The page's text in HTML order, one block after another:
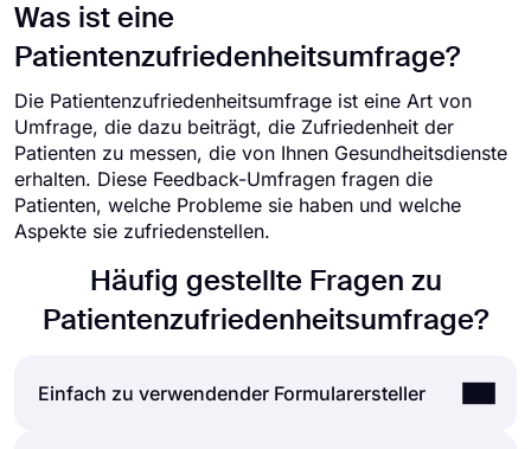
Was ist eine
Patientenzufriedenheitsumfrage?
Die Patientenzufriedenheitsumfrage ist eine Art von
Umfrage, die dazu beiträgt, die Zufriedenheit der
Patienten zu messen, die von Ihnen Gesundheitsdienste
erhalten. Diese Feedback-Umfragen fragen die
Patienten, welche Probleme sie haben und welche
Aspekte sie zufriedenstellen.
Häufig gestellte Fragen zu
Patientenzufriedenheitsumfrage?
Einfach zu verwendender Formularersteller